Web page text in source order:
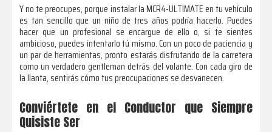
Y no te preocupes, porque instalar la MCR4-ULTIMATE en tu vehículo
es tan sencillo que un niño de tres años podría hacerlo. Puedes
hacer que un profesional se encargue de ello o, si te sientes
ambicioso, puedes intentarlo tú mismo. Con un poco de paciencia y
un par de herramientas, pronto estarás disfrutando de la carretera
como un verdadero gentleman detrás del volante. Con cada giro de
la llanta, sentirás cómo tus preocupaciones se desvanecen.
Conviértete en el Conductor que Siempre
Quisiste Ser